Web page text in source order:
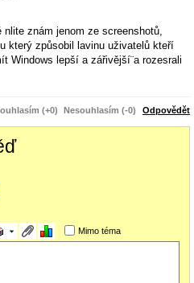
znám jenom ze screenshotů,
který způsobil lavinu uživatelů kteří
Windows lepší a zářivější¨a rozesrali
docel možné že to odstraní celý
GUI nástrojů ve Windows, proto
a především ne IE" (kterého
(+0) Nesouhlasím (-0) Odpovědět
Mimo téma